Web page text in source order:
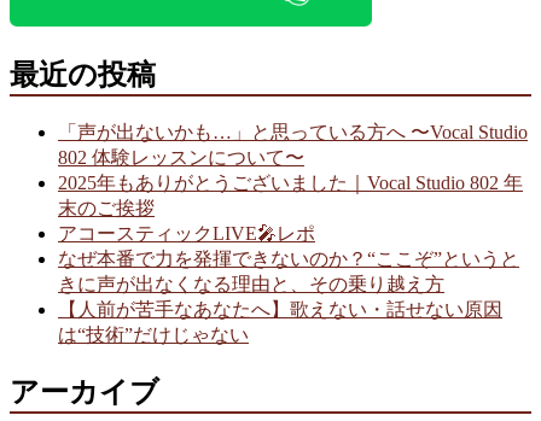
最近の投稿
「声が出ないかも…」と思っている方へ 〜Vocal Studio
802 体験レッスンについて〜
2025年もありがとうございました｜Vocal Studio 802 年
末のご挨拶
アコースティックLIVE🎤レポ
なぜ本番で力を発揮できないのか？“ここぞ”というと
きに声が出なくなる理由と、その乗り越え方
【人前が苦手なあなたへ】歌えない・話せない原因
は“技術”だけじゃない
アーカイブ